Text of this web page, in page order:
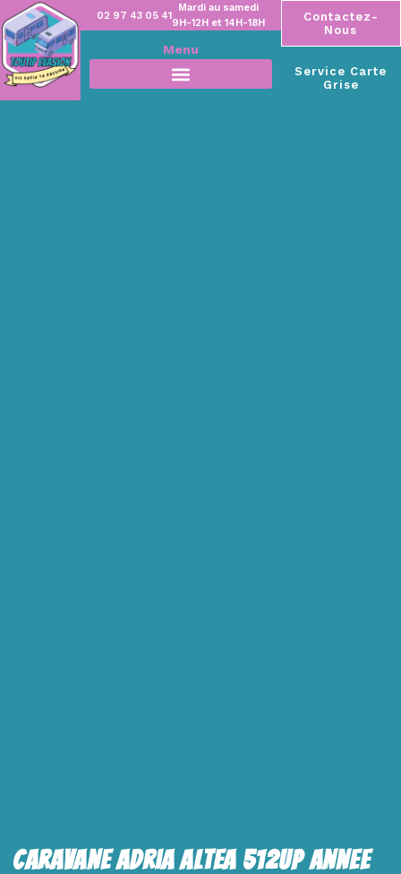
02 97 43 05 41
Mardi au samedi
9H-12H et 14H-18H
Menu
Contactez-
Nous
Service Carte
Grise
Caravane Adria Altea 512up Annee